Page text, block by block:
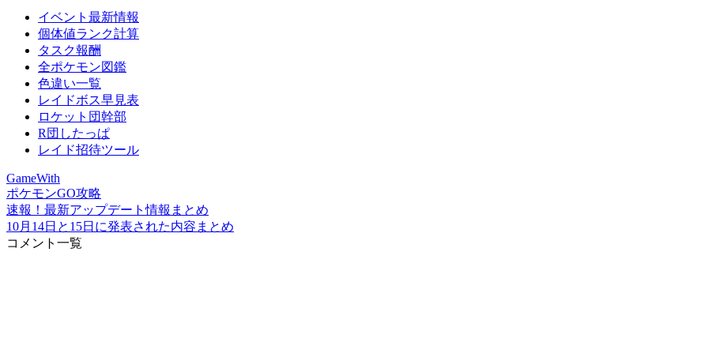
イベント最新情報
個体値ランク計算
タスク報酬
全ポケモン図鑑
色違い一覧
レイドボス早見表
ロケット団幹部
R団したっぱ
レイド招待ツール
GameWith
ポケモンGO攻略
速報！最新アップデート情報まとめ
10月14日と15日に発表された内容まとめ
コメント一覧